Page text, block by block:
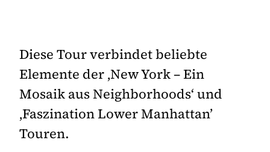
Diese Tour verbindet beliebte
Elemente der ‚New York – Ein
Mosaik aus Neighborhoods‘ und
‚Faszination Lower Manhattan’
Touren.